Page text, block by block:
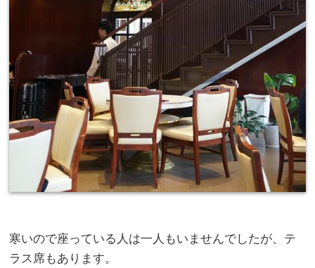
寒いので座っている人は一人もいませんでしたが、テ
ラス席もあります。